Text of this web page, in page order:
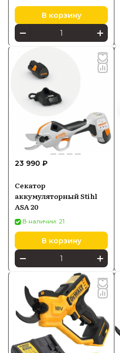
В корзину
23 990 ₽
Секатор
аккумуляторный Stihl
ASA 20
В наличии: 21
В корзину